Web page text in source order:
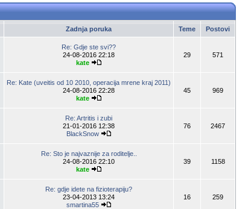
Zadnja poruka Teme Postovi
Re: Gdje ste svi??
24-08-2016 22:18
kate
29 571
Re: Kate (uveitis od 10 2010, operacija mrene kraj 2011)
24-08-2016 22:28
kate
45 969
Re: Artritis i zubi
21-01-2016 12:38
BlackSnow
76 2467
Re: Sto je najvaznije za roditelje..
24-08-2016 22:10
kate
39 1158
Re: gdje idete na fizioterapiju?
23-04-2013 13:24
smartina55
16 259